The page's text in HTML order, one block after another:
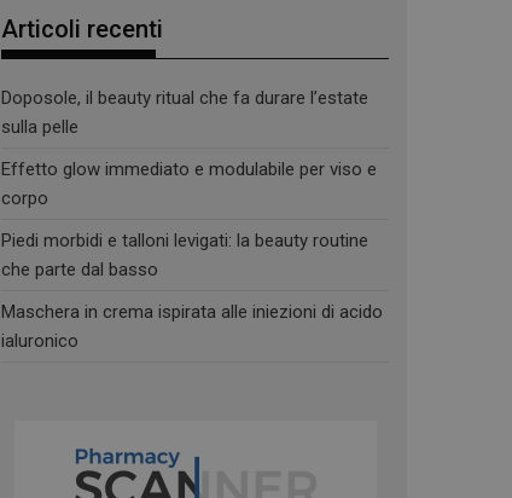
Articoli recenti
Doposole, il beauty ritual che fa durare l’estate
sulla pelle
Effetto glow immediato e modulabile per viso e
corpo
Piedi morbidi e talloni levigati: la beauty routine
che parte dal basso
Maschera in crema ispirata alle iniezioni di acido
ialuronico